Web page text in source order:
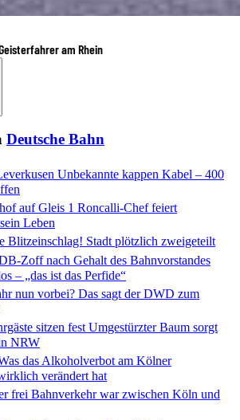
am Rhein
Deutsche Bahn
Unbekannte kappen Kabel – 400
auf Gleis 1 Roncalli-Chef feiert
Leben
Blitzeinschlag! Stadt plötzlich zweigeteilt
Zoff nach Gehalt des Bahnvorstandes
– „das ist das Perfide“
nun vorbei? Das sagt der DWD zum
sitzen fest Umgestürzter Baum sorgt
NRW
das Alkoholverbot am Kölner
verändert hat
frei Bahnverkehr war zwischen Köln und